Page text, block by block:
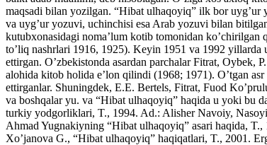
maqsadi bilan yozilgan. “Hibat ulhaqoyiq” ilk bor
va uyg’ur yozuvi, uchinchisi esa Arab yozuvi bilan
kutubxonasidagi noma’lum kotib tomonidan
to’liq nashrlari 1916, 1925). Keyin 1951 va 1992
ettirgan. O’zbekistonda asardan parchalar Fitrat, Oybek,
alohida kitob holida e’lon qilindi (1968; 1971). O’tgan
ettirganlar. Shuningdek, E.E. Bertels, Fitrat, Fuod
va boshqalar yu. va “Hibat ulhaqoyiq” haqida u yoki
turkiy yodgorliklari, T., 1994. Ad.: Alisher Navoiy,
Ahmad Yugnakiyning “Hibat ulhaqoyiq” asari haqida,
Xo’janova G., “Hibat ulhaqoyiq” haqiqatlari, T., 2001.